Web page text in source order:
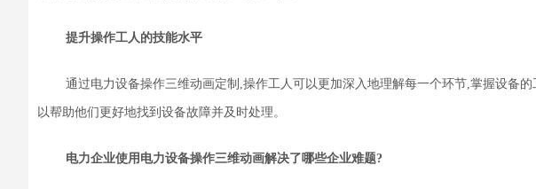
提升操作工人的技能水平
通过电力设备操作三维动画定制,操作工人可以更加深入地理解每一个环节,掌握设备
以帮助他们更好地找到设备故障并及时处理。
电力企业使用电力设备操作三维动画解决了哪些企业难题?